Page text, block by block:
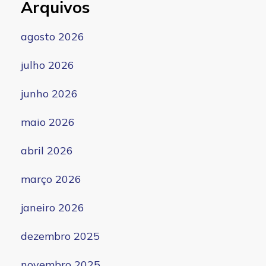
Arquivos
agosto 2026
julho 2026
junho 2026
maio 2026
abril 2026
março 2026
janeiro 2026
dezembro 2025